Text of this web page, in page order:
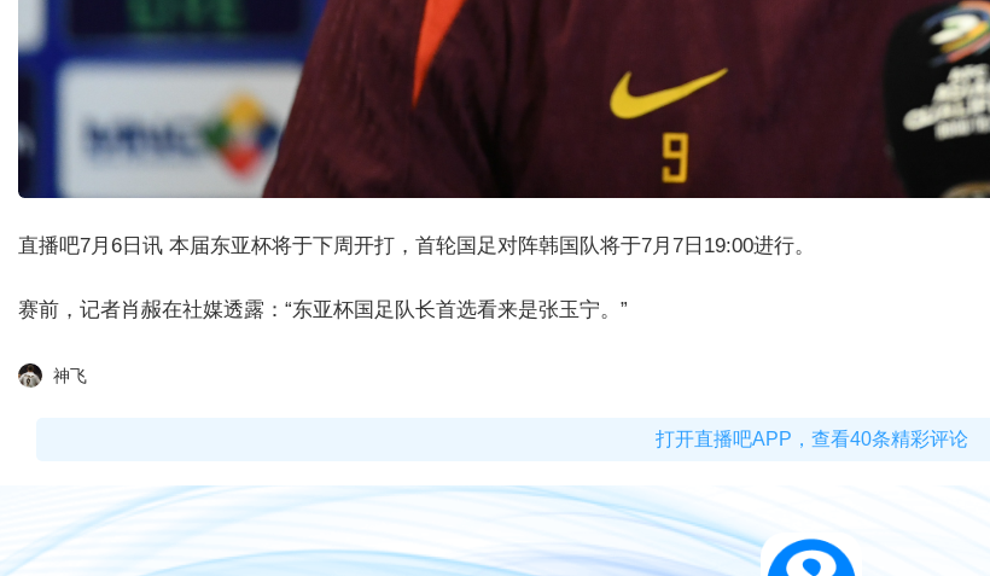
直播吧7月6日讯 本届东亚杯将于下周开打，首轮国足对阵韩国队将于7月7日19:00进行。
赛前，记者肖赧在社媒透露：“东亚杯国足队长首选看来是张玉宁。”
神飞
打开直播吧APP，查看40条精彩评论